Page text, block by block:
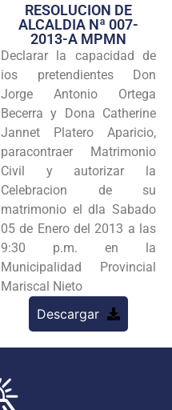
Transparencia
Seguridad
Programas
Intranet
RESOLUCION DE
ALCALDIA Nª 007-
2013-A MPMN
Declarar la capacidad de
ios pretendientes Don
Jorge Antonio Ortega
Becerra y Dona Catherine
Jannet Platero Aparicio,
paracontraer Matrimonio
Civil y autorizar la
Celebracion de su
matrimonio el dla Sabado
05 de Enero del 2013 a las
9:30 p.m. en la
Municipalidad Provincial
Mariscal Nieto
Descargar